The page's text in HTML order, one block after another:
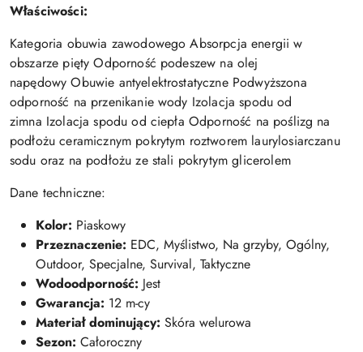
Właściwości:
Kategoria obuwia zawodowego Absorpcja energii w
obszarze pięty Odporność podeszew na olej
napędowy Obuwie antyelektrostatyczne Podwyższona
odporność na przenikanie wody Izolacja spodu od
zimna Izolacja spodu od ciepła Odporność na poślizg na
podłożu ceramicznym pokrytym roztworem laurylosiarczanu
sodu oraz na podłożu ze stali pokrytym glicerolem
Dane techniczne:
Kolor: Piaskowy
Przeznaczenie: EDC, Myślistwo, Na grzyby, Ogólny,
Outdoor, Specjalne, Survival, Taktyczne
Wodoodporność: Jest
Gwarancja: 12 m-cy
Materiał dominujący: Skóra welurowa
Sezon: Całoroczny